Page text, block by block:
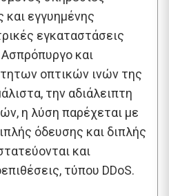
και εγγυημένης
εγκαταστάσεις
και
οπτικών ινών της
την αδιάλειπτη
η λύση παρέχεται με
όδευσης και διπλής
και
τύπου DDoS.